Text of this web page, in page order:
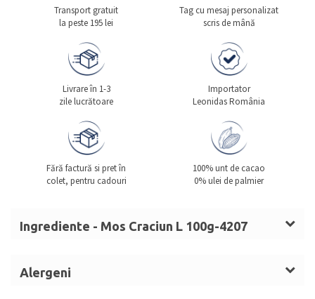
Transport gratuit
la peste 195 lei
Tag cu mesaj personalizat
scris de mână
Livrare în 1-3
zile lucrătoare
Importator
Leonidas România
Fără factură si pret în
colet, pentru cadouri
100% unt de cacao
0% ulei de palmier
Ingrediente - Mos Craciun L 100g-4207
integral, emulgator (lecitina de
Alergeni